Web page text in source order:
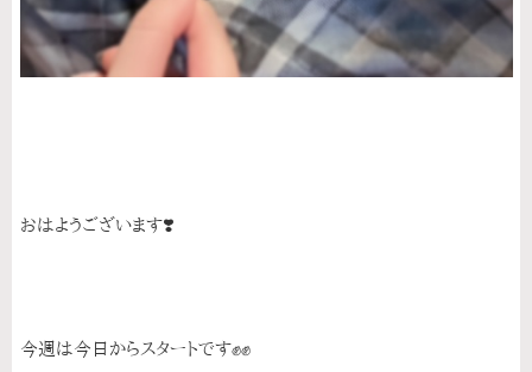
おはようございます❣️
今週は今日からスタートです✊✊